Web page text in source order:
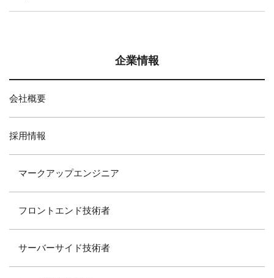
企業情報
会社概要
採用情報
マークアップエンジニア
フロントエンド技術者
サーバーサイド技術者